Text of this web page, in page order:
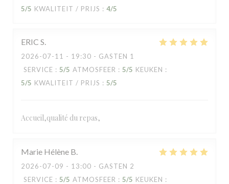
5/5 KWALITEIT / PRIJS : 4/5
ERIC S
2026-07-11 - 19:30 - GASTEN 1
SERVICE : 5/5 ATMOSFEER : 5/5 KEUKEN :
5/5 KWALITEIT / PRIJS : 5/5
Accueil,qualité du repas,
Marie Hélène B
2026-07-09 - 13:00 - GASTEN 2
SERVICE : 5/5 ATMOSFEER : 5/5 KEUKEN :
La Mamounia